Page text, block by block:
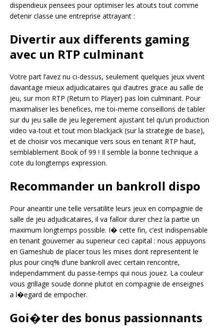
dispendieux pensees pour optimiser les atouts tout comme
detenir classe une entreprise attrayant :
Divertir aux differents gaming
avec un RTP culminant
Votre part l’avez nu ci-dessus, seulement quelques jeux vivent
davantage mieux adjudicataires qui d’autres grace au salle de
jeu, sur mon RTP (Return to Player) pas loin culminant. Pour
maximaliser les benefices, me toi-meme conseillons de tabler
sur du jeu salle de jeu legerement ajustant tel qu’un production
video va-tout et tout mon blackjack (sur la strategie de base),
et de choisir vos mecanique vers sous en tenant RTP haut,
semblablement Book of 99 ! Il semble la bonne technique a
cote du longtemps expression.
Recommander un bankroll dispo
Pour aneantir une telle versatilite leurs jeux en compagnie de
salle de jeu adjudicataires, il va falloir durer chez la partie un
maximum longtemps possible. I� cette fin, c’est indispensable
en tenant gouverner au superieur ceci capital : nous appuyons
en Gameshub de placer tous les mises dont representent le
plus pour cinq% d’une bankroll avec certain rencontre,
independamment du passe-temps qui nous jouez. La couleur
vous grillage soude donne plutot en compagnie de enseignes
a l�egard de empocher.
Goi�ter des bonus passionnants